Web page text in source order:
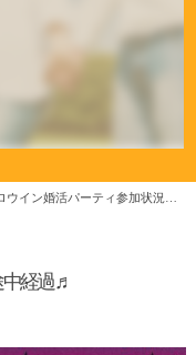
イン婚活パーティ参加状況途中経過♬
中経過♬